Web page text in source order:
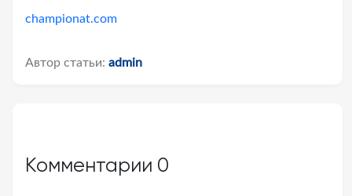
championat.com
Автор статьи: admin
Комментарии 0